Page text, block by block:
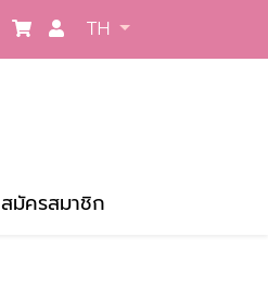
TH
สมัครสมาชิก